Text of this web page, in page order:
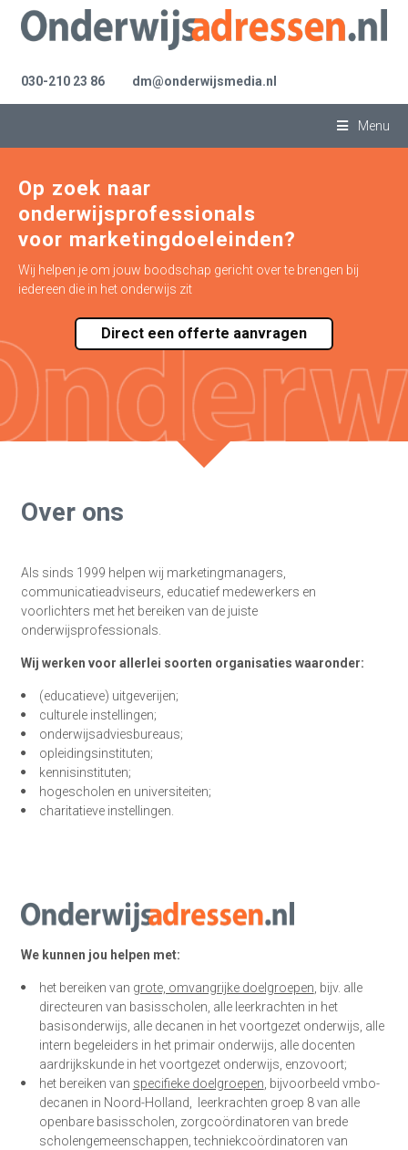
030-210 23 86 dm@onderwijsmedia.nl
Menu
Op zoek naar
onderwijsprofessionals
voor marketingdoeleinden?
Wij helpen je om jouw boodschap gericht over te brengen bij
iedereen die in het onderwijs zit
Direct een offerte aanvragen
Over ons
Als sinds 1999 helpen wij marketingmanagers,
communicatieadviseurs, educatief medewerkers en
voorlichters met het bereiken van de juiste
onderwijsprofessionals.
Wij werken voor allerlei soorten organisaties waaronder:
(educatieve) uitgeverijen;
culturele instellingen;
onderwijsadviesbureaus;
opleidingsinstituten;
kennisinstituten;
hogescholen en universiteiten;
charitatieve instellingen.
We kunnen jou helpen met:
het bereiken van grote, omvangrijke doelgroepen, bijv. alle
directeuren van basisscholen, alle leerkrachten in het
basisonderwijs, alle decanen in het voortgezet onderwijs, alle
intern begeleiders in het primair onderwijs, alle docenten
aardrijkskunde in het voortgezet onderwijs, enzovoort;
het bereiken van specifieke doelgroepen, bijvoorbeeld vmbo-
decanen in Noord-Holland, leerkrachten groep 8 van alle
openbare basisscholen, zorgcoördinatoren van brede
scholengemeenschappen, techniekcoördinatoren van